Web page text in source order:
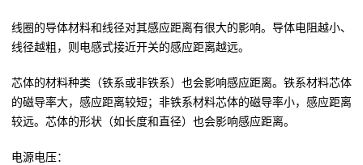
线圈的导体材料和线径对其感应距离有很大的影响。导体电阻越小、
线径越粗，则电感式接近开关的感应距离越远。
芯体的材料种类（铁系或非铁系）也会影响感应距离。铁系材料芯体
的磁导率大，感应距离较短；非铁系材料芯体的磁导率小，感应距离
较远。芯体的形状（如长度和直径）也会影响感应距离。
电源电压：